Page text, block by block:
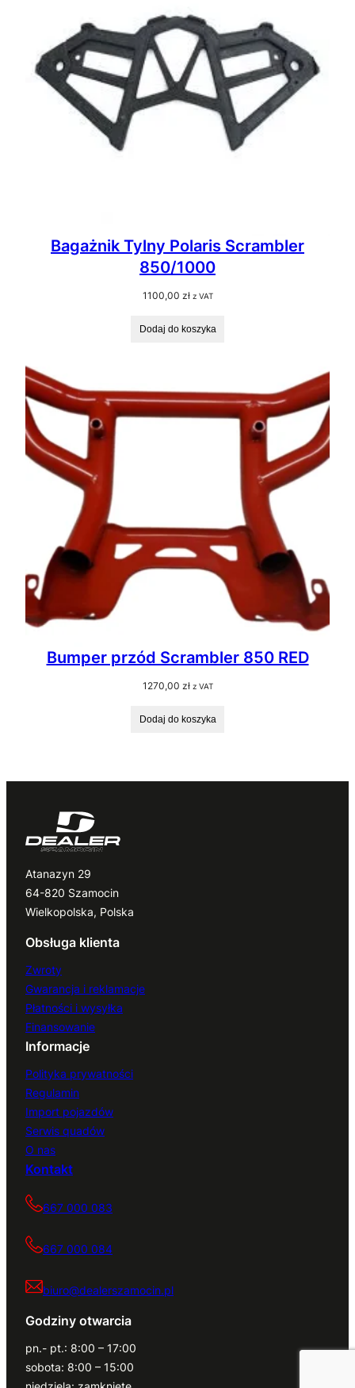
Bagażnik Tylny Polaris Scrambler
850/1000
1100,00 zł z VAT
Dodaj do koszyka
Bumper przód Scrambler 850 RED
1270,00 zł z VAT
Dodaj do koszyka
Atanazyn 29
64-820 Szamocin
Wielkopolska, Polska
Obsługa klienta
Zwroty
Gwarancja i reklamacje
Płatności i wysyłka
Finansowanie
Informacje
Polityka prywatności
Regulamin
Import pojazdów
Serwis quadów
O nas
Kontakt
667 000 083
667 000 084
biuro@dealerszamocin.pl
Godziny otwarcia
pn.- pt.: 8:00 – 17:00
sobota: 8:00 – 15:00